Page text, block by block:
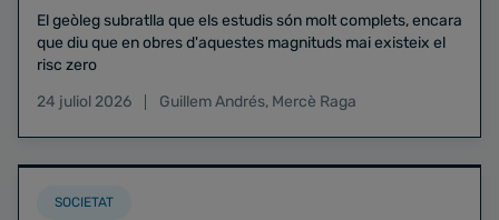
El geòleg subratlla que els estudis són molt complets, encara
que diu que en obres d'aquestes magnituds mai existeix el
risc zero
24 juliol 2026
Guillem Andrés, Mercè Raga
SOCIETAT